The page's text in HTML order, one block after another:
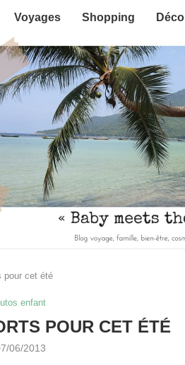
Voyages Shopping Déco
cet été
enfant
POUR CET ÉTÉ
06/2013